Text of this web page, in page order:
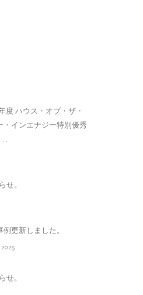
度 ハウス・オブ・ザ・
・インエナジー特別優秀
.
せ。
例更新しました。
せ。